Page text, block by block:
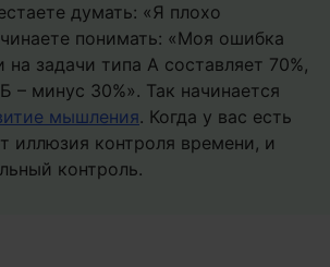
думать: «Я плохо
понимать: «Моя ошибка
на задачи типа А составляет 70%,
– минус 30%». Так начинается
мышления. Когда у вас есть
иллюзия контроля времени, и
контроль.